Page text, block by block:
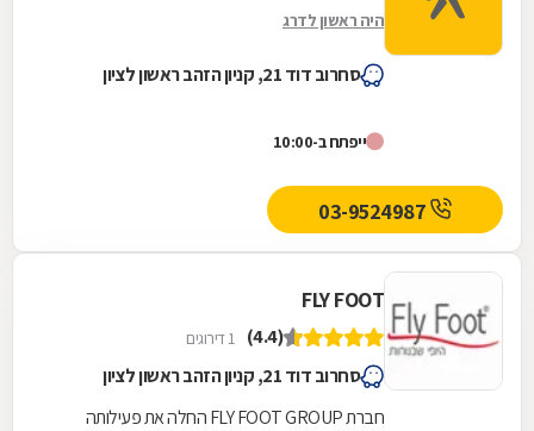
היה ראשון לדרג
סחרוב דוד 21, קניון הזהב ראשון לציון
ייפתח ב-10:00
FLY FOOT
(4.4) 1 דירוגים
סחרוב דוד 21, קניון הזהב ראשון לציון
חברת FLY FOOT GROUP החלה את פעילותה